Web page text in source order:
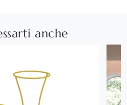
anche